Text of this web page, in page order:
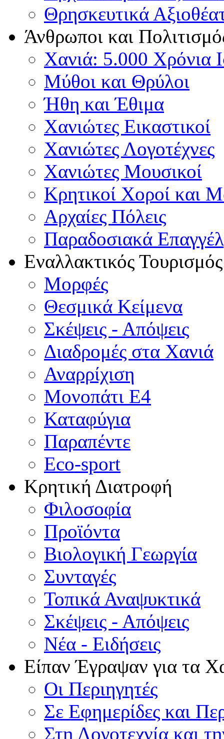
Θρησκευτικά
Άνθρωποι και
Χανιά: 5.000 Χρόνια
Μύθοι και Θρύλοι
Ήθη και Έθιμα
Χανιώτες Εικαστικοί
Χανιώτες Λογοτέχνες
Χανιώτες Μουσικοί
Κρητικοί Χοροί και
Αρχαίες Πόλεις
Παραδοσιακά
Εναλλακτικός Τουρισμός
Μορφές
Θεσμικά Κείμενα
Σκέψεις - Απόψεις
Διαδρομές στα Χανιά
Αναρρίχιση
Μονοπάτι Ε4
Καταφύγια
Παραπέντε
Eco-sport
Κρητική Διατροφή
Φιλοσοφία
Προϊόντα
Βιολογική Γεωργία
Συνταγές
Τοπικά Αναψυκτικά
Σκέψεις - Απόψεις
Νέα - Ειδήσεις
Είπαν Έγραψαν για τα
Οι Περιηγητές
Σε Εφημερίδες και
Στη Λογοτεχνία και